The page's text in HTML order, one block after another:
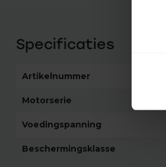
Specificaties
Artikelnummer
Motorserie
Voedingspanning
Beschermingsklasse